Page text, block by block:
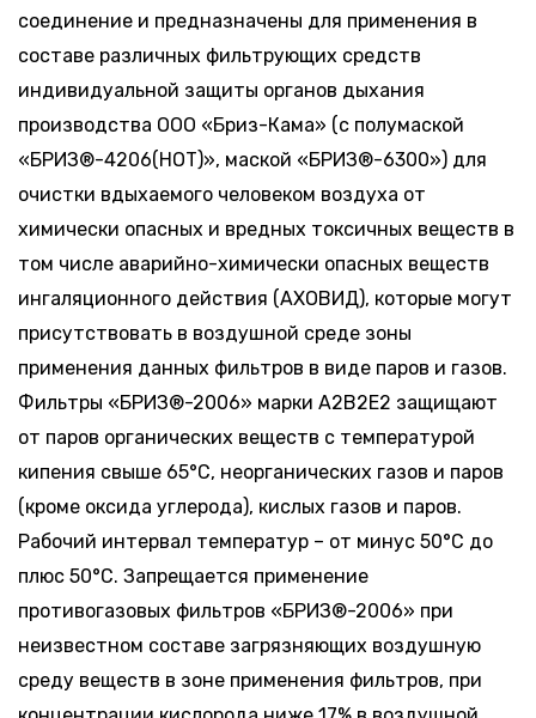
соединение и предназначены для применения в
составе различных фильтрующих средств
индивидуальной защиты органов дыхания
производства ООО «Бриз-Кама» (с полумаской
«БРИЗ®-4206(НОТ)», маской «БРИЗ®-6300») для
очистки вдыхаемого человеком воздуха от
химически опасных и вредных токсичных веществ в
том числе аварийно-химически опасных веществ
ингаляционного действия (АХОВИД), которые могут
присутствовать в воздушной среде зоны
применения данных фильтров в виде паров и газов.
Фильтры «БРИЗ®-2006» марки A2B2E2 защищают
от паров органических веществ с температурой
кипения свыше 65°С, неорганических газов и паров
(кроме оксида углерода), кислых газов и паров.
Рабочий интервал температур – от минус 50°С до
плюс 50°С. Запрещается применение
противогазовых фильтров «БРИЗ®-2006» при
неизвестном составе загрязняющих воздушную
среду веществ в зоне применения фильтров, при